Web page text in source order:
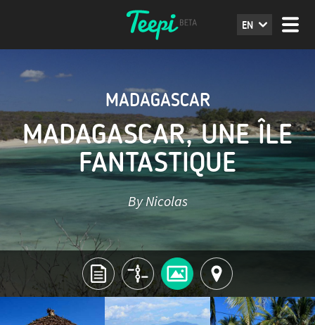
EN
MADAGASCAR
MADAGASCAR, UNE ÎLE
FANTASTIQUE
By Nicolas